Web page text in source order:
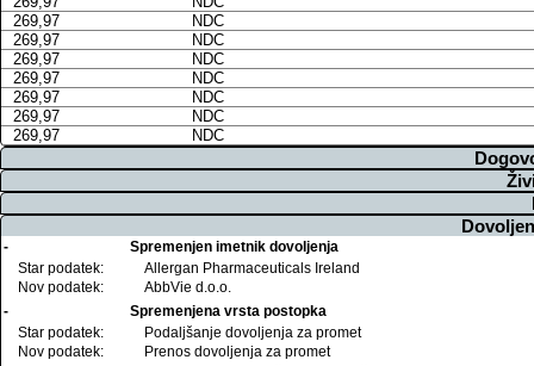
269,97
NDC
269,97
NDC
269,97
NDC
269,97
NDC
269,97
NDC
269,97
NDC
269,97
NDC
-
Spremenjen imetnik dovoljenja
Star podatek:
Allergan Pharmaceuticals Ireland
Nov podatek:
AbbVie d.o.o.
-
Spremenjena vrsta postopka
Star podatek:
Podaljšanje dovoljenja za promet
Nov podatek:
Prenos dovoljenja za promet